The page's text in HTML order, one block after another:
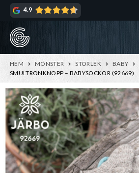
Hoppa
navigering
Hoppa
innehåll
4.9
HEM MÖNSTER STORLEK BABY
SMULTRONKNOPP – BABYSOCKOR (92669)